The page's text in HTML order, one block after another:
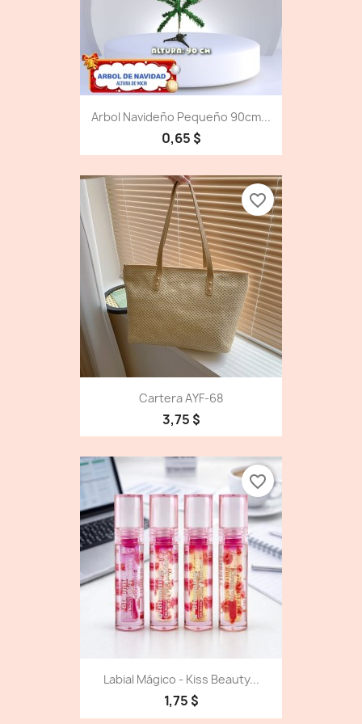
Arbol Navideño Pequeño 90cm...
0,65 $
Cartera AYF-68
3,75 $
favorite_border
Labial Mágico - Kiss Beauty...
1,75 $
favorite_border